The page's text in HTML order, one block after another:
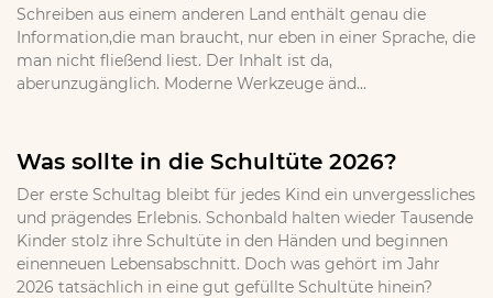
Schreiben aus einem anderen Land enthält genau die
Information,die man braucht, nur eben in einer Sprache, die
man nicht fließend liest. Der Inhalt ist da,
aberunzugänglich. Moderne Werkzeuge änd...
Was sollte in die Schultüte 2026?
Der erste Schultag bleibt für jedes Kind ein unvergessliches
und prägendes Erlebnis. Schonbald halten wieder Tausende
Kinder stolz ihre Schultüte in den Händen und beginnen
einenneuen Lebensabschnitt. Doch was gehört im Jahr
2026 tatsächlich in eine gut gefüllte Schultüte hinein?